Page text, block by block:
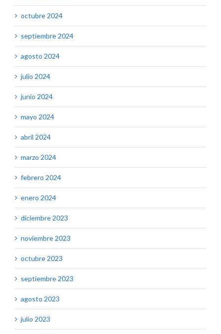
octubre 2024
septiembre 2024
agosto 2024
julio 2024
junio 2024
mayo 2024
abril 2024
marzo 2024
febrero 2024
enero 2024
diciembre 2023
noviembre 2023
octubre 2023
septiembre 2023
agosto 2023
julio 2023